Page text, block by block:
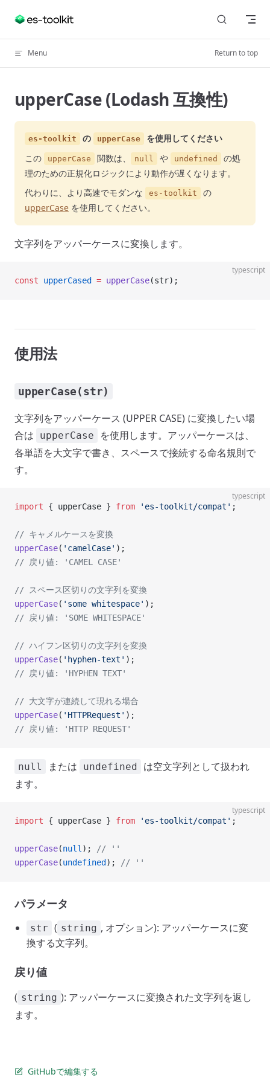
Skip to content
Menu Return to top
upperCase (Lodash 互換性)
es-toolkit の upperCase
を使用してください
この
upperCase 関数は、 null や undefined
の処
理のための正規化ロジックにより動作が遅くなります。
代わりに、より高速でモダンな
es-toolkit
の
upperCase を使用してください。
文字列をアッパーケースに変換します。
typescript
const upperCased = upperCase(str);
使用法
upperCase(str)
文字列をアッパーケース (UPPER CASE) に変換したい場
合は
upperCase
を使用します。アッパーケースは、
各単語を大文字で書き、スペースで接続する命名規則で
す。
typescript
import { upperCase } from 'es-toolkit/compat' ;
// キャメルケースを変換
upperCase( 'camelCase' );
// 戻り値: 'CAMEL CASE'
// スペース区切りの文字列を変換
upperCase( 'some whitespace' );
// 戻り値: 'SOME WHITESPACE'
// ハイフン区切りの文字列を変換
upperCase( 'hyphen-text' );
// 戻り値: 'HYPHEN TEXT'
// 大文字が連続して現れる場合
upperCase( 'HTTPRequest' );
// 戻り値: 'HTTP REQUEST'
null または undefined
は空文字列として扱われ
ます。
typescript
import { upperCase } from 'es-toolkit/compat' ;
upperCase(null );
// ''
upperCase(undefined ); // ''
パラメータ
str ( string , オプション): アッパーケースに変
換する文字列。
戻り値
( string ): アッパーケースに変換された文字列を返し
ます。
GitHubで編集する